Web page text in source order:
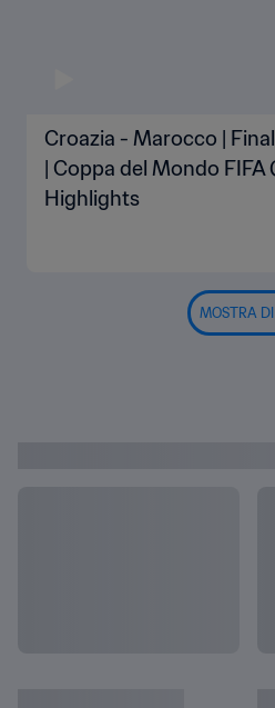
Croazia - Marocco |
| Coppa del Mondo FIFA
Highlights
MOSTRA DI